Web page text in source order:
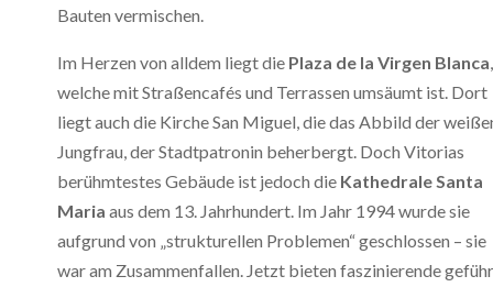
Bauten vermischen.
Im Herzen von alldem liegt die Plaza de la Virgen Blanca
welche mit Straßencafés und Terrassen umsäumt ist. Dort
liegt auch die Kirche San Miguel, die das Abbild der
Jungfrau, der Stadtpatronin beherbergt. Doch Vitorias
berühmtestes Gebäude ist jedoch die Kathedrale Santa
Maria aus dem 13. Jahrhundert. Im Jahr 1994 wurde sie
aufgrund von „strukturellen Problemen“ geschlossen – sie
war am Zusammenfallen. Jetzt bieten faszinierende